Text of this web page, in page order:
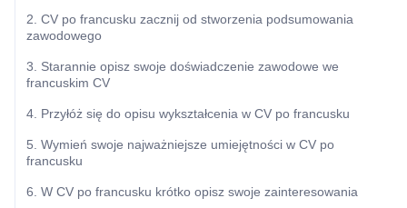
2. CV po francusku zacznij od stworzenia podsumowania
zawodowego
3. Starannie opisz swoje doświadczenie zawodowe we
francuskim CV
4. Przyłóż się do opisu wykształcenia w CV po francusku
5. Wymień swoje najważniejsze umiejętności w CV po
francusku
6. W CV po francusku krótko opisz swoje zainteresowania